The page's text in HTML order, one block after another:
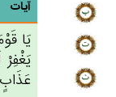
آیات
يَا
عَذَاب‌ٍ